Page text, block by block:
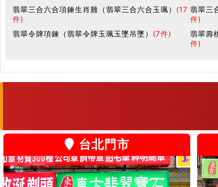
翡翠三合六合項鍊生肖雞（翡翠三合六合玉珮） (17
件)
翡翠三
件)
翡翠令牌項鍊（翡翠令牌玉珮玉墜吊墜） (7件)
翡翠壽
件)
台北門市